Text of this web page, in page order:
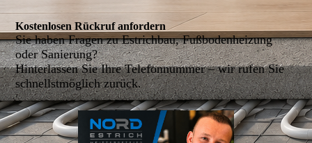
Kostenlosen Rückruf anfordern
Sie haben Fragen zu Estrichbau, Fußbodenheizung
oder Sanierung?
Hinterlassen Sie Ihre Telefonnummer – wir rufen Sie
schnellstmöglich zurück.